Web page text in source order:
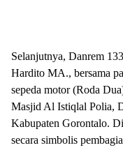
Selanjutnya, Danrem
Hardito MA., bersama
sepeda motor (Roda
Masjid Al Istiqlal Polia,
Kabupaten Gorontalo.
secara simbolis